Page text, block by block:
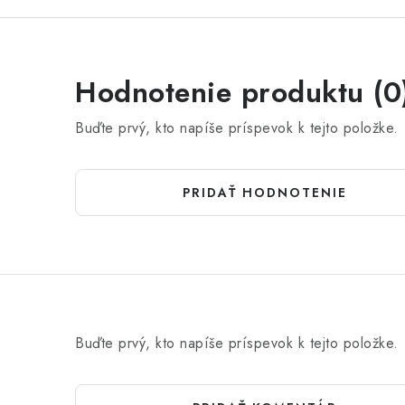
Hodnotenie produktu
Buďte prvý, kto napíše príspevok k tejto položke.
PRIDAŤ HODNOTENIE
Buďte prvý, kto napíše príspevok k tejto položke.